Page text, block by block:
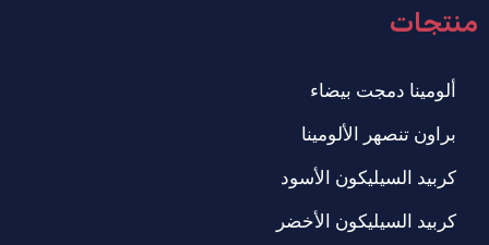
منتجات
ألومينا دمجت بيضاء
براون تنصهر الألومينا
كربيد السيليكون الأسود
كربيد السيليكون الأخضر